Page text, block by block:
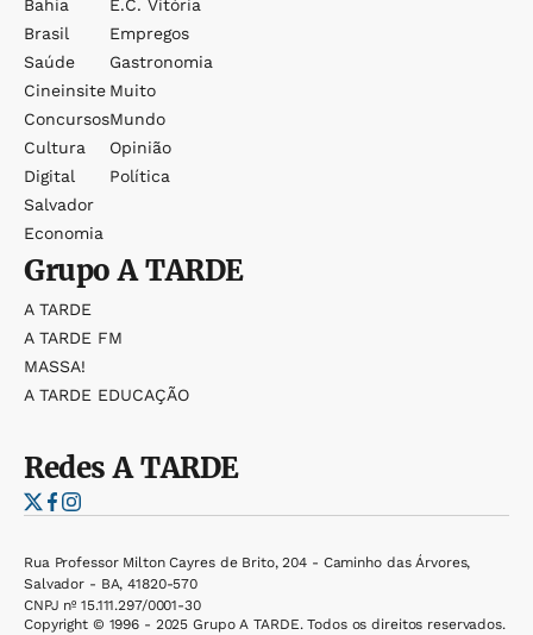
Bahia
Brasil
Saúde
Cineinsite
Concursos
Cultura
Digital
Salvador
Economia
E.c. Vitória
Empregos
Gastronomia
Muito
Mundo
Opinião
Política
GrupoA TARDE
A TARDE
A TARDE FM
MASSA!
A TARDE EDUCAÇÃO
RedesA TARDE
Rua Professor Milton Cayres de Brito, 204 - Caminho das Árvores,
Salvador - BA, 41820-570
CNPJ nº 15.111.297/0001-30
Copyright © 1996 - 2025 Grupo A TARDE. Todos os direitos reservados.